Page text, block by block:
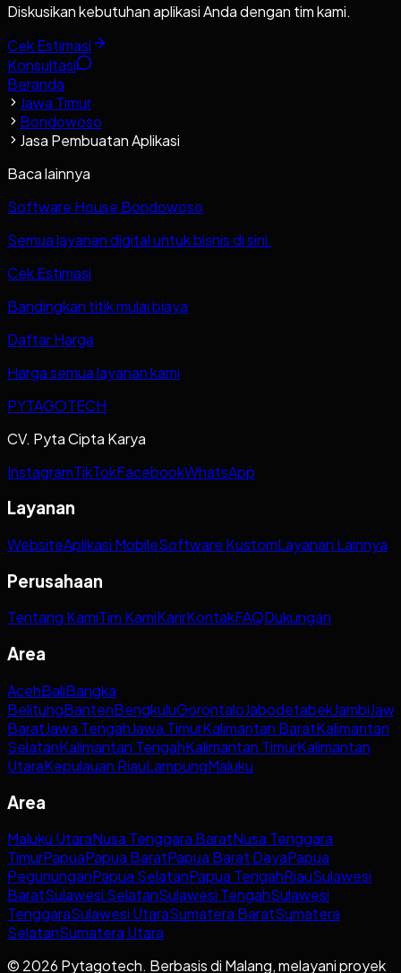
Diskusikan kebutuhan aplikasi Anda dengan tim kami.
Cek Estimasi
Konsultasi
Beranda
Jawa Timur
Bondowoso
Jasa Pembuatan Aplikasi
Baca lainnya
Software House Bondowoso
Semua layanan digital untuk bisnis di sini.
Cek Estimasi
Bandingkan titik mulai biaya
Daftar Harga
Harga semua layanan kami
PYTAGOTECH
CV. Pyta Cipta Karya
InstagramTikTokFacebookWhatsApp
Layanan
WebsiteAplikasi MobileSoftware KustomLayanan Lainnya
Perusahaan
Tentang KamiTim KamiKarirKontakFAQDukungan
Area
AcehBaliBangka
BelitungBantenBengkuluGorontaloJabodetabekJambi
BaratJawa TengahJawa TimurKalimantan BaratKalimantan
SelatanKalimantan TengahKalimantan TimurKalimantan
UtaraKepulauan RiauLampungMaluku
Area
Maluku UtaraNusa Tenggara BaratNusa Tenggara
TimurPapuaPapua BaratPapua Barat DayaPapua
PegununganPapua SelatanPapua TengahRiauSulawesi
BaratSulawesi SelatanSulawesi TengahSulawesi
TenggaraSulawesi UtaraSumatera BaratSumatera
SelatanSumatera Utara
© 2026 Pytagotech. Berbasis di Malang, melayani proyek